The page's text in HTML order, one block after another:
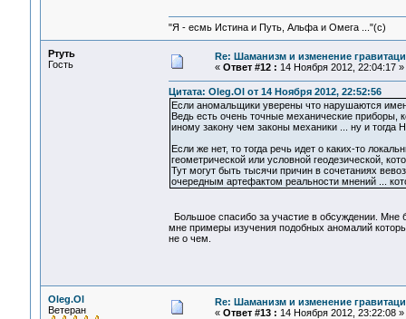
"Я - есмь Истина и Путь, Альфа и Омега ..."(с)
Ртуть
Гость
Re: Шаманизм и изменение
« Ответ #12 : 14 Ноября 2012, 22:04:17 »
Цитата: Oleg.Ol от 14 Ноября 2012, 22:52:56
Если аномальщики уверены что нарушаются
Ведь есть очень точные механические приборы,
иному закону чем законы механики ... ну и тогда
Если же нет, то тогда речь идет о каких-то
геометрической или условной геодезической,
Тут могут быть тысячи причин в сочетаниях
очередным артефактом реальности мнений ...
Большое спасибо за участие в обсуждении. Мне
мне примеры изучения подобных аномалий
не о чем.
Oleg.Ol
Ветеран
Re: Шаманизм и изменение
« Ответ #13 : 14 Ноября 2012, 23:22:08 »